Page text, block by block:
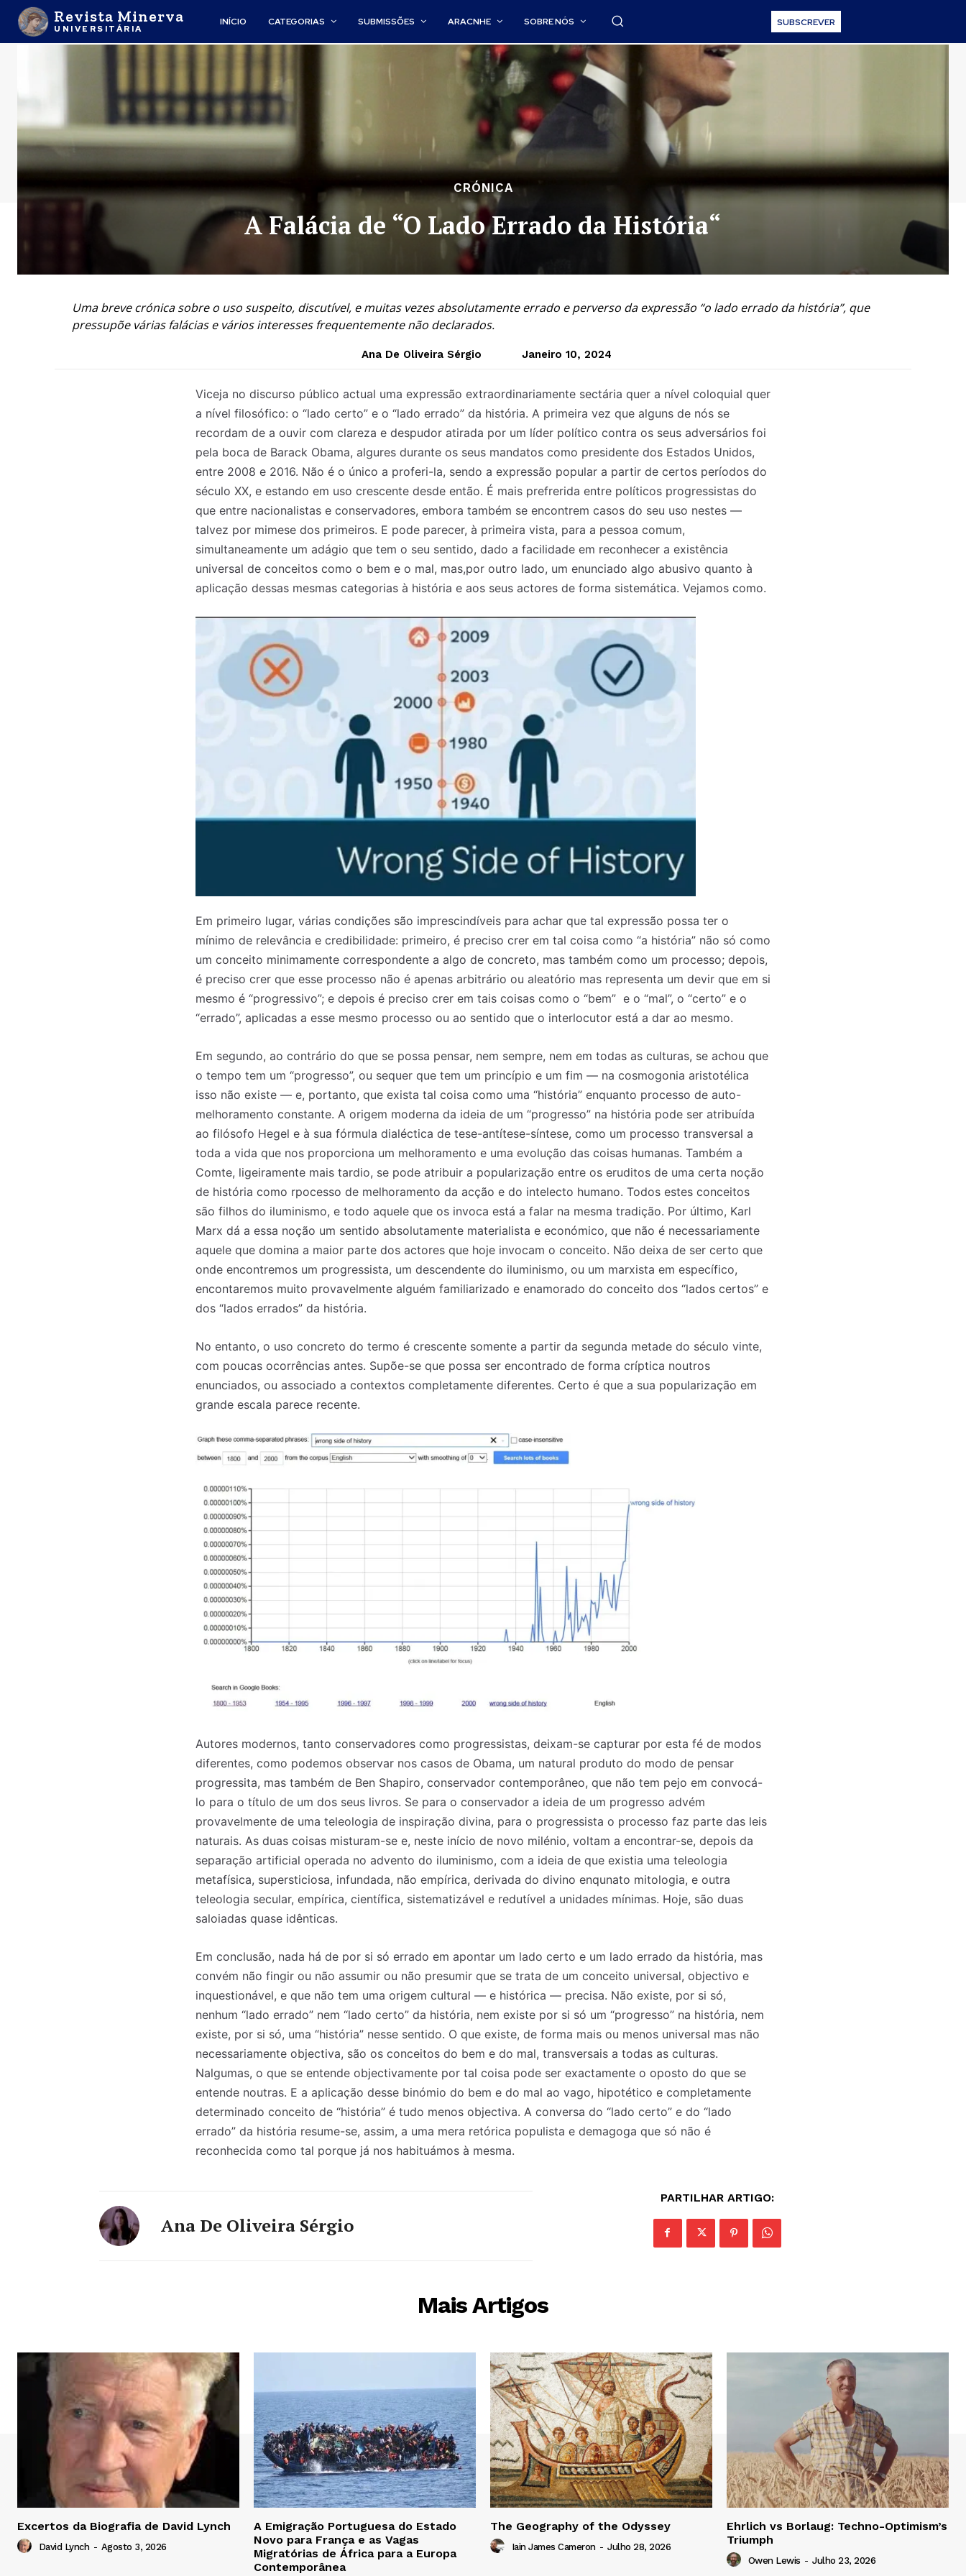
Registe-se na nossa lista de correio e receba mensalmente no seu email os artigos do mês
Registe-se na nossa lista de correio e receba mensalmente no seu email os artigos do mês
Revista Minerva
UNIVERSITÁRIA
INÍCIO CATEGORIAS SUBMISSÕES ARACNHE SOBRE NÓS SUBSCREVER
CRÓNICA
A Falácia de “O Lado Errado da História“
Uma breve crónica sobre o uso suspeito, discutível, e muitas vezes absolutamente errado e perverso da expressão “o lado errado da história”, que
pressupõe várias falácias e vários interesses frequentemente não declarados.
Ana De Oliveira Sérgio Janeiro 10, 2024
Viceja no discurso público actual uma expressão extraordinariamente sectária quer a nível coloquial quer
a nível filosófico: o “lado certo” e o “lado errado” da história. A primeira vez que alguns de nós se
recordam de a ouvir com clareza e despudor atirada por um líder político contra os seus adversários foi
pela boca de Barack Obama, algures durante os seus mandatos como presidente dos Estados Unidos,
entre 2008 e 2016. Não é o único a proferi-la, sendo a expressão popular a partir de certos períodos do
século XX, e estando em uso crescente desde então. É mais prefrerida entre políticos progressistas do
que entre nacionalistas e conservadores, embora também se encontrem casos do seu uso nestes —
talvez por mimese dos primeiros. E pode parecer, à primeira vista, para a pessoa comum,
simultaneamente um adágio que tem o seu sentido, dado a facilidade em reconhecer a existência
universal de conceitos como o bem e o mal, mas,por outro lado, um enunciado algo abusivo quanto à
aplicação dessas mesmas categorias à história e aos seus actores de forma sistemática. Vejamos como.
Em primeiro lugar, várias condições são imprescindíveis para achar que tal expressão possa ter o
mínimo de relevância e credibilidade: primeiro, é preciso crer em tal coisa como “a história” não só como
um conceito minimamente correspondente a algo de concreto, mas também como um processo; depois,
é preciso crer que esse processo não é apenas arbitrário ou aleatório mas representa um devir que em si
mesmo é “progressivo”; e depois é preciso crer em tais coisas como o “bem” e o “mal”, o “certo” e o
“errado”, aplicadas a esse mesmo processo ou ao sentido que o interlocutor está a dar ao mesmo.
Em segundo, ao contrário do que se possa pensar, nem sempre, nem em todas as culturas, se achou que
o tempo tem um “progresso”, ou sequer que tem um princípio e um fim — na cosmogonia aristotélica
isso não existe — e, portanto, que exista tal coisa como uma “história” enquanto processo de auto-
melhoramento constante. A origem moderna da ideia de um “progresso” na história pode ser atribuída
ao filósofo Hegel e à sua fórmula dialéctica de tese-antítese-síntese, como um processo transversal a
toda a vida que nos proporciona um melhoramento e uma evolução das coisas humanas. Também a
Comte, ligeiramente mais tardio, se pode atribuir a popularização entre os eruditos de uma certa noção
de história como rpocesso de melhoramento da acção e do intelecto humano. Todos estes conceitos
são filhos do iluminismo, e todo aquele que os invoca está a falar na mesma tradição. Por último, Karl
Marx dá a essa noção um sentido absolutamente materialista e económico, que não é necessariamente
aquele que domina a maior parte dos actores que hoje invocam o conceito. Não deixa de ser certo que
onde encontremos um progressista, um descendente do iluminismo, ou um marxista em específico,
encontaremos muito provavelmente alguém familiarizado e enamorado do conceito dos “lados certos” e
dos “lados errados” da história.
No entanto, o uso concreto do termo é crescente somente a partir da segunda metade do século vinte,
com poucas ocorrências antes. Supõe-se que possa ser encontrado de forma críptica noutros
enunciados, ou associado a contextos completamente diferentes. Certo é que a sua popularização em
grande escala parece recente.
Autores modernos, tanto conservadores como progressistas, deixam-se capturar por esta fé de modos
diferentes, como podemos observar nos casos de Obama, um natural produto do modo de pensar
progressita, mas também de Ben Shapiro, conservador contemporâneo, que não tem pejo em convocá-
lo para o título de um dos seus livros. Se para o conservador a ideia de um progresso advém
provavelmente de uma teleologia de inspiração divina, para o progressista o processo faz parte das leis
naturais. As duas coisas misturam-se e, neste início de novo milénio, voltam a encontrar-se, depois da
separação artificial operada no advento do iluminismo, com a ideia de que existia uma teleologia
metafísica, supersticiosa, infundada, não empírica, derivada do divino enqunato mitologia, e outra
teleologia secular, empírica, científica, sistematizável e redutível a unidades mínimas. Hoje, são duas
saloiadas quase idênticas.
Em conclusão, nada há de por si só errado em apontar um lado certo e um lado errado da história, mas
convém não fingir ou não assumir ou não presumir que se trata de um conceito universal, objectivo e
inquestionável, e que não tem uma origem cultural — e histórica — precisa. Não existe, por si só,
nenhum “lado errado” nem “lado certo” da história, nem existe por si só um “progresso” na história, nem
existe, por si só, uma “história” nesse sentido. O que existe, de forma mais ou menos universal mas não
necessariamente objectiva, são os conceitos do bem e do mal, transversais a todas as culturas.
Nalgumas, o que se entende objectivamente por tal coisa pode ser exactamente o oposto do que se
entende noutras. E a aplicação desse binómio do bem e do mal ao vago, hipotético e completamente
determinado conceito de “história” é tudo menos objectiva. A conversa do “lado certo” e do “lado
errado” da história resume-se, assim, a uma mera retórica populista e demagoga que só não é
reconhecida como tal porque já nos habituámos à mesma.
Ana De Oliveira Sérgio
PARTILHAR ARTIGO:
Mais Artigos
Excertos da Biografia de David Lynch
David Lynch - Agosto 3, 2026
A Emigração Portuguesa do Estado
Novo para França e as Vagas
Migratórias de África para a Europa
Contemporânea
The Geography of the Odyssey
Iain James Cameron - Julho 28, 2026
Ehrlich vs Borlaug: Techno-Optimism’s
Triumph
Owen Lewis - Julho 23, 2026